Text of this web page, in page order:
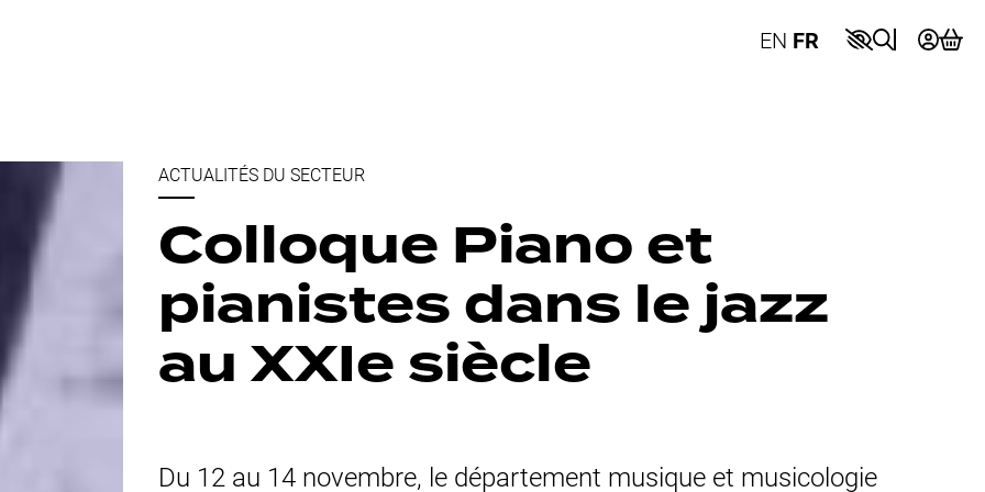
EN FR
ACTUALITÉS DU SECTEUR
Colloque Piano et
pianistes dans le jazz
au XXIe siècle
Du 12 au 14 novembre, le département musique et musicologie